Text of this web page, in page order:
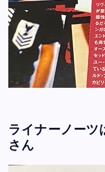
ライナーノーツ
さん